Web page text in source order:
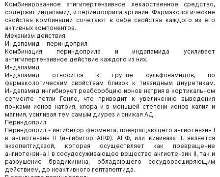
Комбинированное атигипертензивное лекарственное средство,
содержит индапамид и периндоприла аргинин. Фармакологические
свойства комбинации сочетают в себе свойства каждого из его
активных компонентов.
Механизм действия
Индапамид + периндоприл
Комбинация периндоприла и индапамида усиливает
антигипертензивное действие каждого из них.
Индапамид
Индапамид относится к группе сульфонамидов, по
фармакологическим свойствам близок к тиазидным диуретикам.
Индапамид ингибирует реабсорбцию ионов натрия в кортикальном
сегменте петли Генле, что приводит к увеличению выведения
почками ионов натрия, хлора и в меньшей степени ионов калия и
магния, усиливая тем самым диурез и снижая АД.
Периндоприл
Периндоприл - ингибитор фермента, превращающего ангиотензин I
в ангиотензин II (ингибитор АПФ). АПФ, или кининаза II, является
экзопептидазой, которая осуществляет как превращение
ангиотензина I в сосудосуживающее вещество ангиотензин II, так и
разрушение брадикинина, обладающего сосудорасширяющим
действием, до неактивного гептапептида.